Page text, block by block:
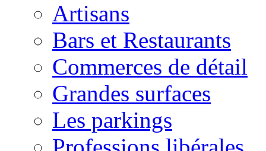
Artisans
Bars et Restaurants
Commerces de détail
Grandes surfaces
Les parkings